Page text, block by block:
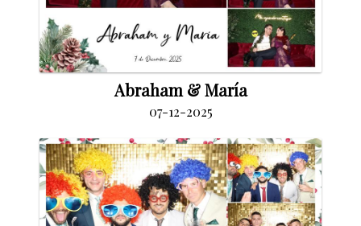
Abraham & María
07-12-2025